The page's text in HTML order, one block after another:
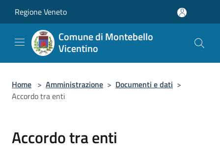
Regione Veneto
Comune di Montebello
Vicentino
Home > Amministrazione > Documenti e dati >
Accordo tra enti
Accordo tra enti